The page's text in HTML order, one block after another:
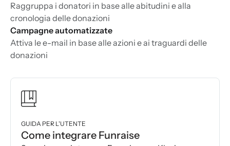
Raggruppa i donatori in base alle abitudini e alla
cronologia delle donazioni
Campagne automatizzate
Attiva le e-mail in base alle azioni e ai traguardi delle
donazioni
GUIDA PER L'UTENTE
Come integrare Funraise